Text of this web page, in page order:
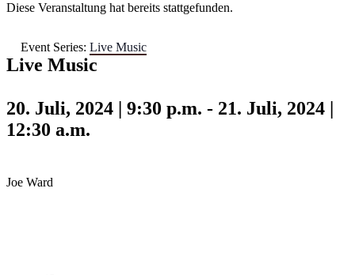
Diese Veranstaltung hat bereits stattgefunden.
Event Series: Live Music
Live Music
20. Juli, 2024 | 9:30 p.m. - 21. Juli, 2024 |
12:30 a.m.
Joe Ward